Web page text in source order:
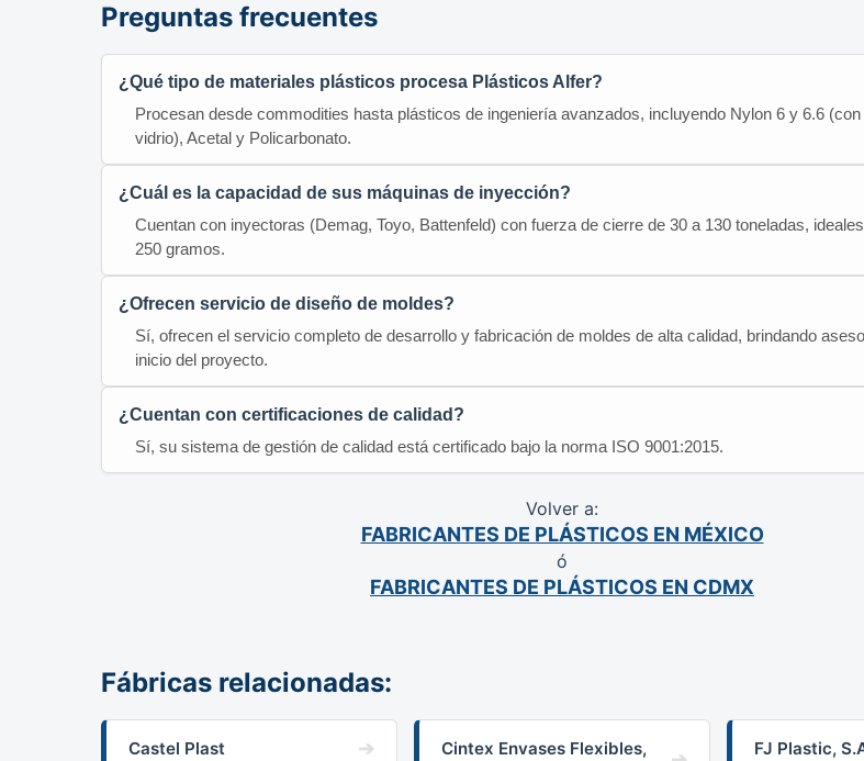
Preguntas frecuentes
¿Qué tipo de materiales plásticos procesa Plásticos Alfer?
Procesan desde commodities hasta plásticos de ingeniería avanzados, incluyendo Nylon 6 y 6.6
vidrio), Acetal y Policarbonato.
¿Cuál es la capacidad de sus máquinas de inyección?
Cuentan con inyectoras (Demag, Toyo, Battenfeld) con fuerza de cierre de 30 a 130 toneladas,
250 gramos.
¿Ofrecen servicio de diseño de moldes?
Sí, ofrecen el servicio completo de desarrollo y fabricación de moldes de alta calidad, brindando
inicio del proyecto.
¿Cuentan con certificaciones de calidad?
Sí, su sistema de gestión de calidad está certificado bajo la norma ISO 9001:2015.
Volver a:
FABRICANTES DE PLÁSTICOS EN MÉXICO
ó
FABRICANTES DE PLÁSTICOS EN CDMX
Fábricas relacionadas:
Castel Plast
Cintex Envases Flexibles,
FJ Plastic,